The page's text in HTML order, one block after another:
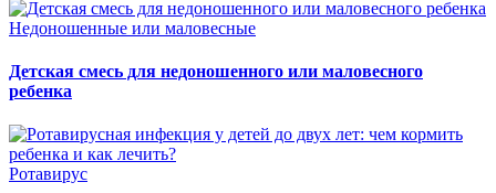
Недоношенные или маловесные
Детская смесь для недоношенного или маловесного
ребенка
Ротавирус